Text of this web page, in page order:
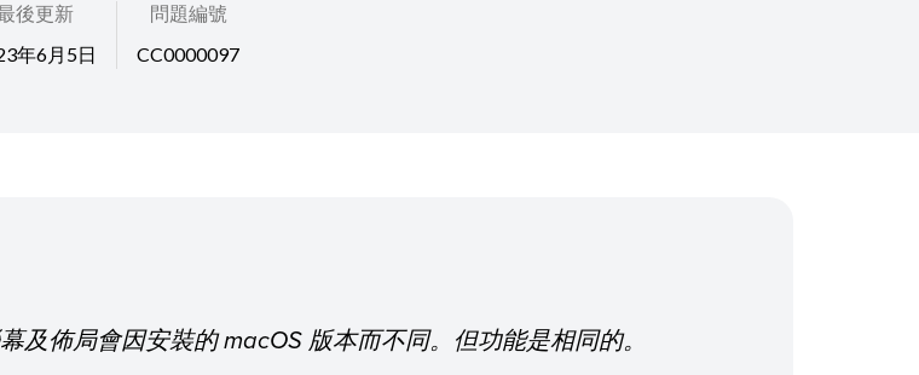
後更新
年6月5日
問題編號
CC0000097
及佈局會因安裝的 macOS 版本而不同。但功能是相同的。